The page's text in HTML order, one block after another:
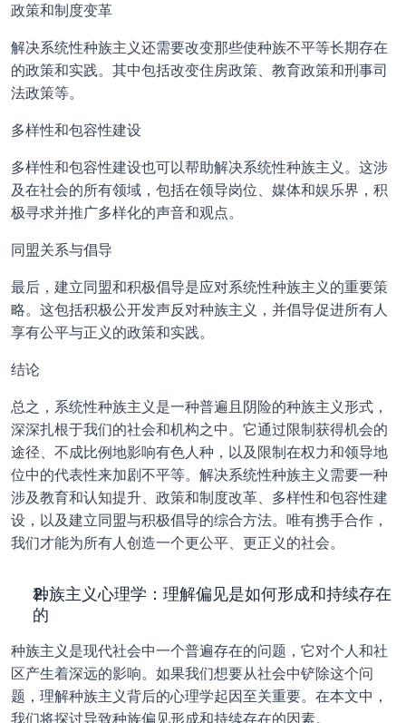
政策和制度变革
解决系统性种族主义还需要改变那些使种族不平等长期存在
的政策和实践。其中包括改变住房政策、教育政策和刑事司
法政策等。
多样性和包容性建设
多样性和包容性建设也可以帮助解决系统性种族主义。这涉
及在社会的所有领域，包括在领导岗位、媒体和娱乐界，积
极寻求并推广多样化的声音和观点。
同盟关系与倡导
最后，建立同盟和积极倡导是应对系统性种族主义的重要策
略。这包括积极公开发声反对种族主义，并倡导促进所有人
享有公平与正义的政策和实践。
结论
总之，系统性种族主义是一种普遍且阴险的种族主义形式，
深深扎根于我们的社会和机构之中。它通过限制获得机会的
途径、不成比例地影响有色人种，以及限制在权力和领导地
位中的代表性来加剧不平等。解决系统性种族主义需要一种
涉及教育和认知提升、政策和制度改革、多样性和包容性建
设，以及建立同盟与积极倡导的综合方法。唯有携手合作，
我们才能为所有人创造一个更公平、更正义的社会。
种族主义心理学：理解偏见是如何形成和持续存在
的
种族主义是现代社会中一个普遍存在的问题，它对个人和社
区产生着深远的影响。如果我们想要从社会中铲除这个问
题，理解种族主义背后的心理学起因至关重要。在本文中，
我们将探讨导致种族偏见形成和持续存在的因素。